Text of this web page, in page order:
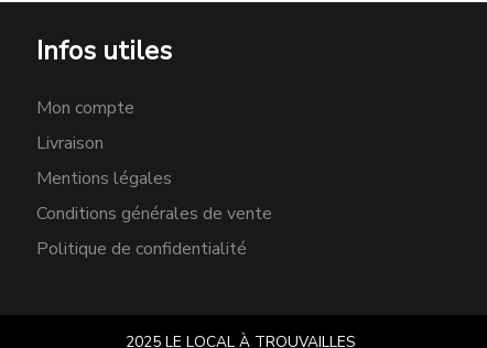
Infos utiles
Mon compte
Livraison
Mentions légales
Conditions générales de vente
Politique de confidentialité
2025 LE LOCAL À TROUVAILLES